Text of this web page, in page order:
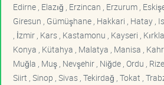
Edirne , Elazığ , Erzincan , Erzurum ,
Giresun , Gümüşhane , Hakkari , Hatay ,
, İzmir , Kars , Kastamonu , Kayseri ,
Konya , Kütahya , Malatya , Manisa ,
Muğla , Muş , Nevşehir , Niğde , Ordu ,
Siirt , Sinop , Sivas , Tekirdağ , Tokat ,